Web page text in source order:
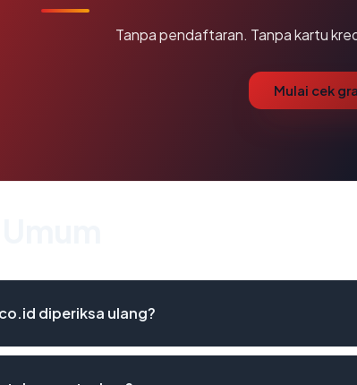
Tanpa pendaftaran. Tanpa kartu
Mulai cek
diperiksa ulang?